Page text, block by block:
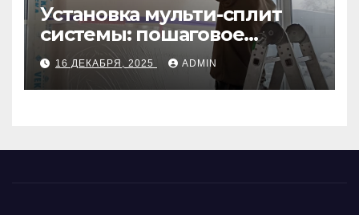
Установка мульти-сплит
системы: пошаговое
руководство
16 ДЕКАБРЯ, 2025 ADMIN